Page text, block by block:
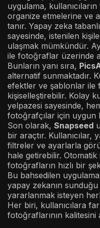
uygulama,
organize etmelerine ve
tanır. Yapay zeka
sayesinde, istenilen
ulaşmak mümkündür.
ile fotoğraflar üzerinde
Bunların yanı sıra,
alternatif sunmaktadır.
efektler ve şablonlar ile
kişiselleştirebilir. Kolay
yelpazesi sayesinde,
fotoğrafçılar için uygun
Son olarak, Snapseed
bir araçtır. Kullanıcılar,
filtreler ve ayarlarla
hale getirebilir.
fotoğrafların hızlı bir
Bu bahsedilen
yapay zekanın
yararlanmak isteyen
Her biri, kullanıcılara
fotoğraflarının kalitesini